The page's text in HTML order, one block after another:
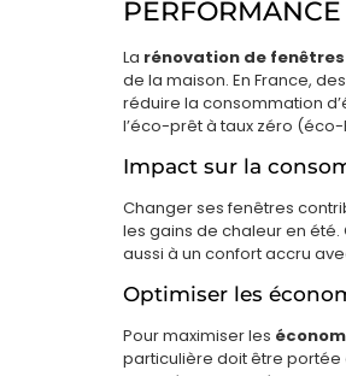
La rénovation de fenêtres
de la maison. En France,
réduire la consommation
l’éco-prêt à taux zéro (éco-
Impact sur la
Changer ses fenêtres
les gains de chaleur en
aussi à un confort accru
Optimiser les
Pour maximiser les
particulière doit être portée